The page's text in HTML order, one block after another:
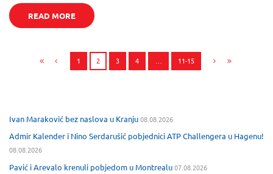
READ MORE
1 2 3 4 … 11-15
Ivan Maraković bez naslova u Kranju08.08.2026
Admir Kalender i Nino Serdarušić pobjednici ATP Challengera u Hagenu!
08.08.2026
Pavić i Arevalo krenuli pobjedom u Montrealu07.08.2026